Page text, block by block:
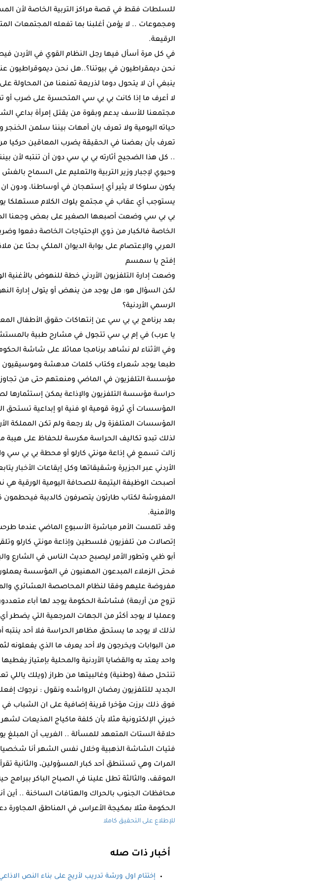
للسلطات فقط في قصة مراكز التربية الخاصة لأن
ومجموعات .. لا يؤمن أغلبنا بما تفعله المجتمعات
الرقيعة.
في كل مرة أسأل فيها رجل النظام القوي في الأردن
نحن ديمقراطيون في بيوتنا؟..هل نحن ديموقراطيون
ينبغي أن لا يتحول دوما لذريعة تمنعنا من المحاولة
لا أعرف ما إذا كانت بي بي سي المتحسرة على ضرب
مجتمعنا للأسف يدعم وبقوة من يقتل إمرأة بداعي
حياته اليومية ولا تعرف بان أمهات بيننا سلمن
تعرف بأن بعضنا في الحقيقة يضرب المعاقين حركيا
.. كل هذا الضجيج أثارته بي بي سي دون أن تنتبه لأن
وحيوي لإجبار وزير التربية والتعليم على السماح
يكون سلوكا لا يثير أي إستهجان في أوساطنا، ودون ان
يستوجب أي عقاب في مجتمع يلوك الكلام مستهلكا
بي بي سي وضعت أصبعها الصغير على بعض وجعنا
الخاصة فالكبار من ذوي الإحتياجات الخاصة دفعوا
العربي والإعتصام على بوابة الديوان الملكي بحثا
إفتح يا سمسم
وضعت إدارة التلفزيون الأردني خطة للنهوض
لكن السؤال هو: هل يوجد من ينهض أو يتولى إدارة
الرسمي الأردنية؟
بعد برنامج بي بي سي عن إنتهاكات حقوق الأطفال
يا عرب) في إم بي سي تتجول في مشارح طبية
وفي الأثناء لم نشاهد برنامجا مماثلا على شاشة
طبعا يوجد شعراء وكتاب كلمات مدهشة وموسيقيون
مؤسسة التلفزيون في الماضي ومنعتهم حتى من
حراسة مؤسسة التلفزيون والإذاعة يمكن إستثمارها
المؤسسات أي ثروة قومية او فنية او إبداعية تستحق
المؤسسات المتلفزة ولى بلا رجعة ولم تكن المملكة
لذلك تبدو تكاليف الحراسة مكرسة للحفاظ على هيبة
زالت تسمع في إذاعة مونتي كارلو أو محطة بي بي سي
الأردني عبر الجزيرة وشقيقاتها وكل إيقاعات الأخبار
أصبحت الوظيفة اليتيمة للصحافة اليومية الورقية
المفروشة لكتاب طارئون يتصرفون كالدببة فيحطمون
والأمنية.
وقد تلمست الأمر مباشرة الأسبوع الماضي عندما
إتصالات من تلفزيون فلسطين وإذاعة مونتي كارلو
أبو ظبي وتطور الأمر ليصبح حديث الناس في الشارع
فحتى الزملاء المبدعون المهنيون في المؤسسة
مفروضة عليهم وفقا لنظام المحاصصة العشائري
تزوج من أربعة) فشاشة الحكومة يوجد لها آباء
وعمليا لا يوجد أكثر من الجهات المرجعية التي يضطر
لذلك لا يوجد ما يستحق مظاهر الحراسة فلا أحد ينتبه
من البوابات ويخرجون ولا أحد يعرف ما الذي يفعلونه
واحد يعتد به والقضايا الأردنية والمحلية بإمتياز يغطيها
تنتحل صفة (وطنية) وغالبيتها من طراز (ويلك ياللي
الجديد للتلفزيون رمضان الرواشده ونقول : نرجوك
فوق ذلك برزت مؤخرا قرينة إضافية على ان الشباب
حلاقة الستات المتعهد للمسألة .. الغريب أن المبلغ
فتيات الشاشة الذهبية وخلال نفس الشهر أنا
المرات وهي تستنطق أحد كبار المسؤولين، والثانية
الموقف، والثالثة تطل علينا في الصباح الباكر
محافظات الجنوب بالحراك والهتافات الساخنة .. أين
الحكومة مثلا بمكيجة الأعراس في المناطق
للإطلاع على التحقيق كاملا
أخبار ذات صله
إختتام اول ورشة تدريب لأريج على بناء النص